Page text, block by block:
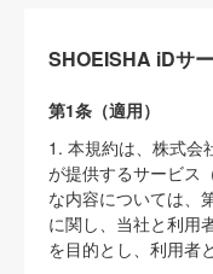
SHOEISHA iDサ
第1条（適用）
1. 本規約は、株式会
が提供するサービス
な内容については、
に関し、当社と利用
を目的とし、利用者